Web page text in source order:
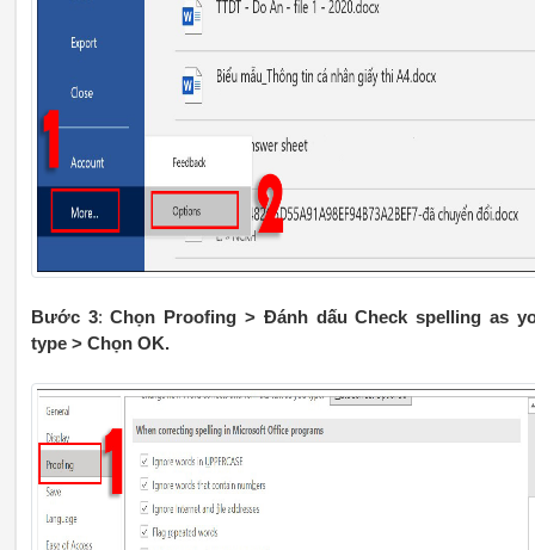
Bước 3:Chọn Proofing > Đánh dấu Check spelling as
type > Chọn OK.